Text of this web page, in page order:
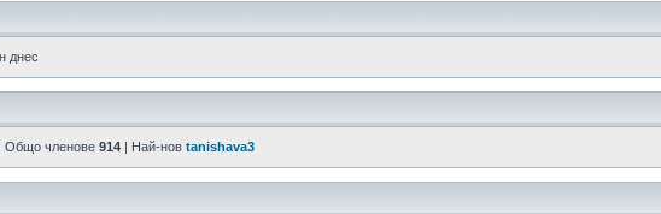
днес
| Общо членове 914 | Най-нов tanishava3